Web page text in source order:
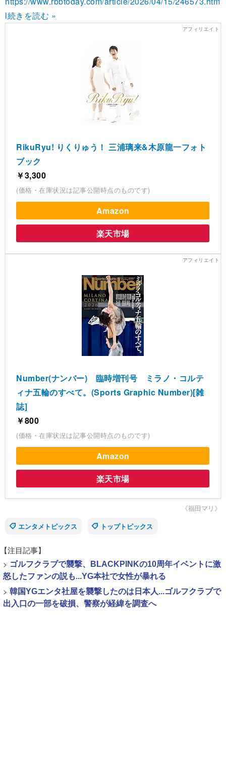
l続きを読む »
RikuRyu! りくりゅう！ 三浦璃来&木原龍一フォト
ブック
￥3,300
(価格・在庫状況は記事公開時点のものです)
Amazon
楽天市場
Number(ナンバー) 臨時増刊号 ミラノ・コルテ
ィナ五輪のすべて。(Sports Graphic Number)[雑
誌]
￥800
(価格・在庫状況は記事公開時点のものです)
Amazon
楽天市場
《福田マリ》
エンタメトピックス
トップトピックス
【注目記事】
> ゴルフクラブで襲撃、BLACKPINKの10周年イベントに激
怒したファンの説も...YG本社で女性が暴れる
> 韓国YGエンタ社屋を襲撃したのは日本人...ゴルフクラブで
出入口の一部を破損、警察が経緯を調査へ